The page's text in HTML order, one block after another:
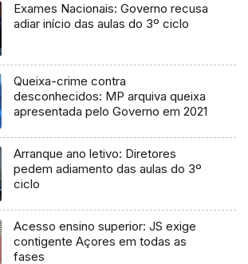
Exames Nacionais: Governo recusa
adiar início das aulas do 3º ciclo
Queixa-crime contra
desconhecidos: MP arquiva queixa
apresentada pelo Governo em 2021
Arranque ano letivo: Diretores
pedem adiamento das aulas do 3º
ciclo
Acesso ensino superior: JS exige
contigente Açores em todas as
fases